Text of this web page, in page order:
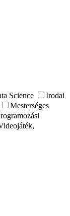
Science
Irodai
Mesterséges